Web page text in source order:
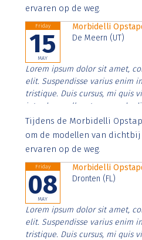
ervaren op de weg.
Friday
15
MAY
Morbidelli
De Meern (UT)
Lorem ipsum dolor sit amet,
elit. Suspendisse varius enim
tristique. Duis cursus, mi quis
interdum nulla, ut commodo
Aenean faucibus nibh et justo
imperdiet. Nunc ut sem vitae
Tijdens de Morbidelli
om de modellen van
ervaren op de weg.
Friday
08
MAY
Morbidelli
Dronten (FL)
Lorem ipsum dolor sit amet,
elit. Suspendisse varius enim
tristique. Duis cursus, mi quis